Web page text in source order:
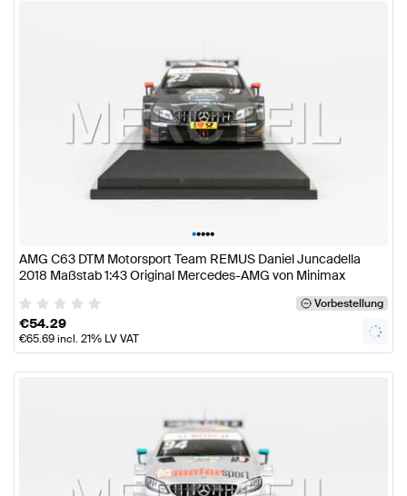
•••••
AMG C63 DTM Motorsport Team REMUS Daniel Juncadella
2018 Maßstab 1:43 Original Mercedes-AMG von Minimax
Vorbestellung
€54.29
€65.69incl. 21% LV VAT